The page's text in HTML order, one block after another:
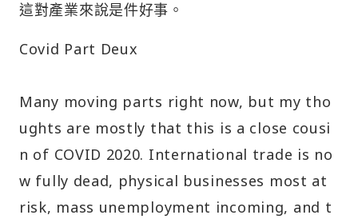
這對產業來說是件好事。
Covid Part Deux
Many moving parts right now, but my tho
ughts are mostly that this is a close cousi
n of COVID 2020. International trade is no
w fully dead, physical businesses most at
risk, mass unemployment incoming, and t